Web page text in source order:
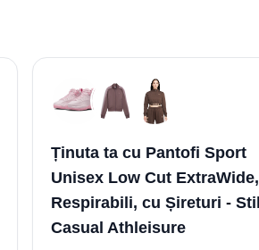
Ținuta ta cu Pantofi Sport
Unisex Low Cut ExtraWide,
Respirabili, cu Șireturi - Stil
Casual Athleisure